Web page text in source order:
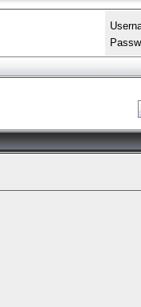
ConnectHall Of Fame